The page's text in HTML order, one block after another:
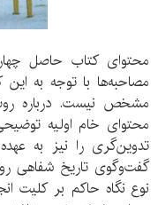
محتوای کتاب حاصل
مصاحبه‌ها با توجه به
مشخص نیست. درباره
محتوای خام اولیه
تدوین‌گری را نیز به
گفت‌و‌گوی تاریخ شفاهی
نوع نگاه حاکم بر کلیت